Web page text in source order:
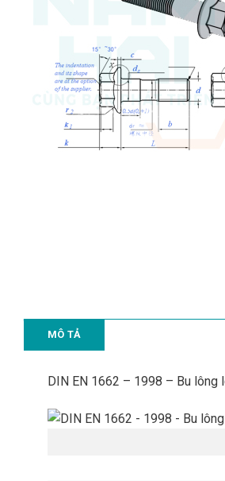
MÔ TẢ
DIN EN 1662 – 1998 – Bu lông